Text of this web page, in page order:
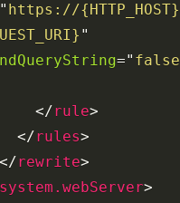
" https://{HTTP_HOST}
"
=" false
</rule>
</rules>
</rewrite>
system.webServer>